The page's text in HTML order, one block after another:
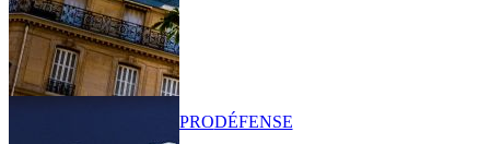
PRODÉFENSE